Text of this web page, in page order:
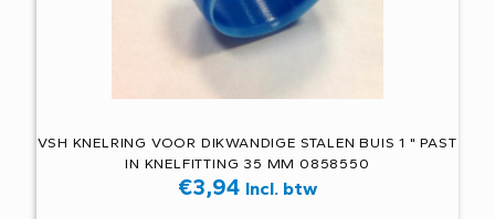
VSH KNELRING VOOR DIKWANDIGE STALEN BUIS 1 " PAST
IN KNELFITTING 35 MM 0858550
€3,94 Incl. btw